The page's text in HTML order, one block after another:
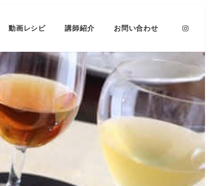
動画レシピ 講師紹介 お問い合わせ